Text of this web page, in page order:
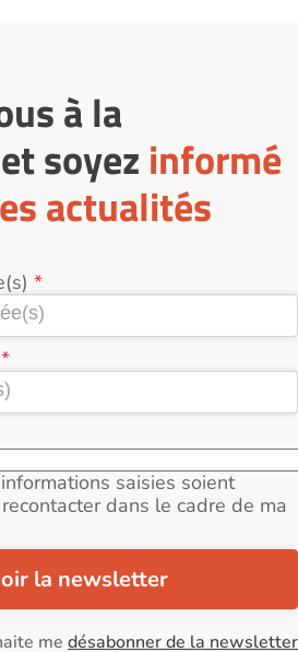
à la
et soyez informé
actualités
saisies soient
dans le cadre de ma
la newsletter
me désabonner de la newsletter